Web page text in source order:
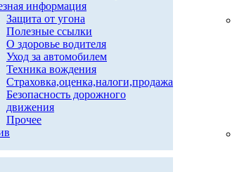
информация
Защита от угона
Полезные ссылки
О здоровье водителя
Уход за автомобилем
Техника вождения
Страховка,оценка,налоги,продажа
Безопасность дорожного
движения
Прочее